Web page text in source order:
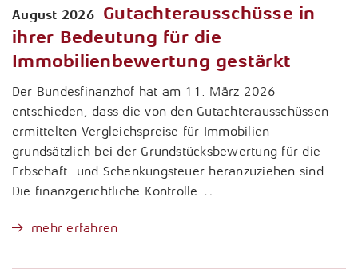
August 2026
Gutachterausschüsse in
ihrer Bedeutung für die
Immobilienbewertung gestärkt
Der Bundesfinanzhof hat am 11. März 2026
entschieden, dass die von den Gutachterausschüssen
ermittelten Vergleichspreise für Immobilien
grundsätzlich bei der Grundstücksbewertung für die
Erbschaft- und Schenkungsteuer heranzuziehen sind.
Die finanzgerichtliche Kontrolle…
mehr erfahren